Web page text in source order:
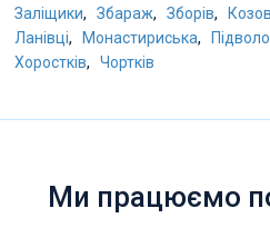
Заліщики, Збараж, Зборів,
Ланівці, Монастириська,
Хоростків, Чортків
Ми працюємо по